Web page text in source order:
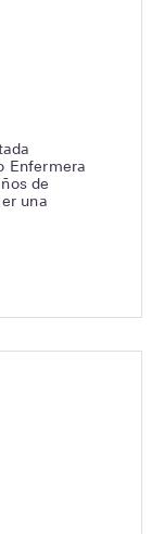
Enfermera
de
una